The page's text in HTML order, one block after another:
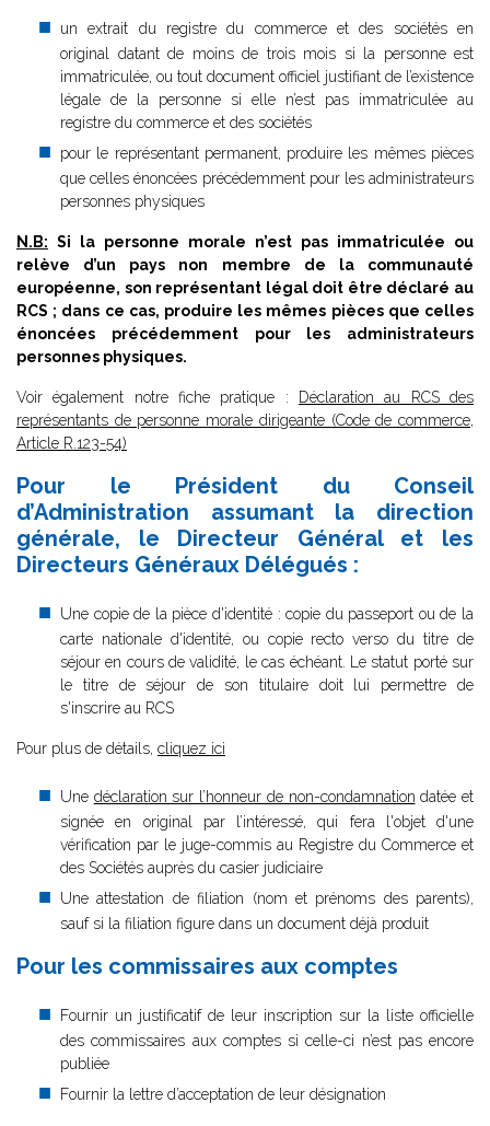
un extrait du registre du commerce et des sociétés en
original datant de moins de trois mois si la personne est
immatriculée, ou tout document officiel justifiant de l’existence
légale de la personne si elle n’est pas immatriculée au
registre du commerce et des sociétés
pour le représentant permanent, produire les mêmes pièces
que celles énoncées précédemment pour les administrateurs
personnes physiques
N.B: Si la personne morale n’est pas immatriculée ou
relève d’un pays non membre de la communauté
européenne, son représentant légal doit être déclaré au
RCS ; dans ce cas, produire les mêmes pièces que celles
énoncées précédemment pour les administrateurs
personnes physiques.
Voir également notre fiche pratique : Déclaration au RCS des
représentants de personne morale dirigeante (Code de commerce,
Article R.123-54)
Pour le Président du Conseil
d’Administration assumant la direction
générale, le Directeur Général et les
Directeurs Généraux Délégués :
Une copie de la pièce d'identité : copie du passeport ou de la
carte nationale d'identité, ou copie recto verso du titre de
séjour en cours de validité, le cas échéant. Le statut porté sur
le titre de séjour de son titulaire doit lui permettre de
s'inscrire au RCS
Pour plus de détails, cliquez ici
Une déclaration sur l’honneur de non-condamnation datée et
signée en original par l’intéressé, qui fera l'objet d'une
vérification par le juge-commis au Registre du Commerce et
des Sociétés auprès du casier judiciaire
Une attestation de filiation (nom et prénoms des parents),
sauf si la filiation figure dans un document déjà produit
Pour les commissaires aux comptes
Fournir un justificatif de leur inscription sur la liste officielle
des commissaires aux comptes si celle-ci n’est pas encore
publiée
Fournir la lettre d’acceptation de leur désignation